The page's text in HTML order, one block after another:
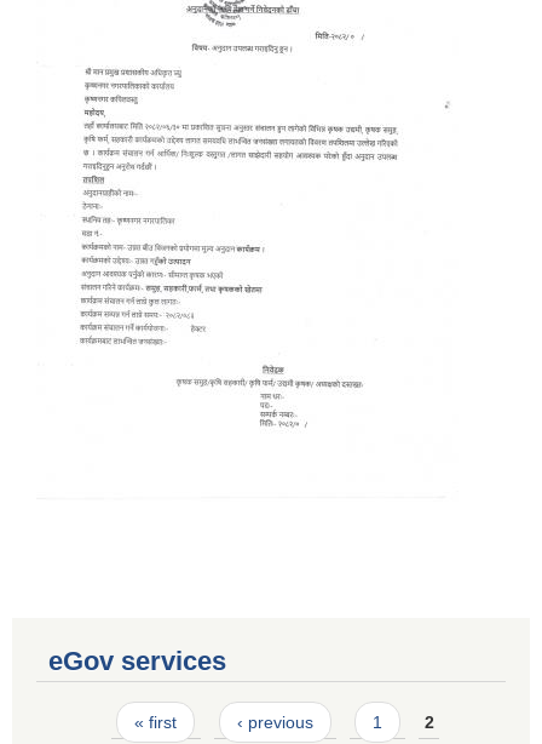
eGov services
Pages« first ‹ previous 1 2